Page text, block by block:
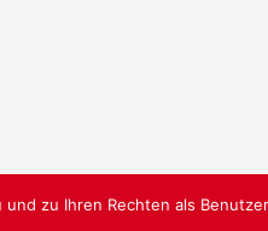
zu Ihren Rechten als